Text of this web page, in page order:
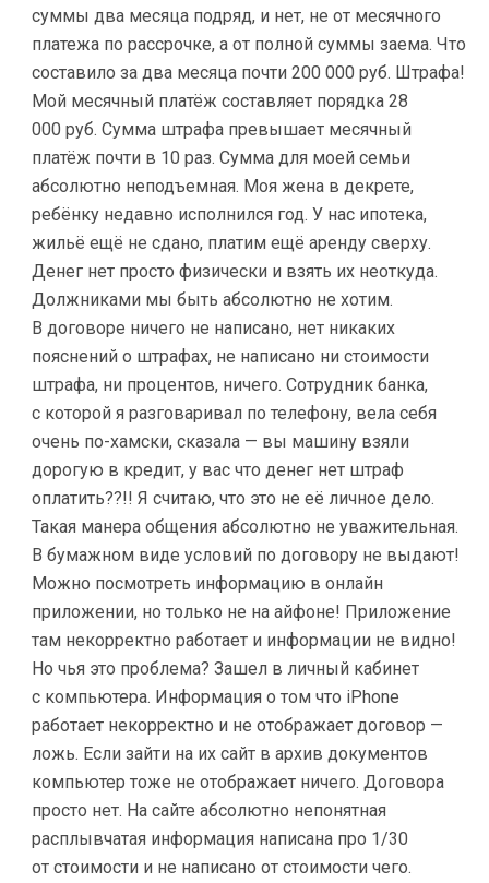
суммы два месяца подряд, и нет, не от месячного
платежа по рассрочке, а от полной суммы заема. Что
составило за два месяца почти 200 000 руб. Штрафа!
Мой месячный платёж составляет порядка 28
000 руб. Сумма штрафа превышает месячный
платёж почти в 10 раз. Сумма для моей семьи
абсолютно неподъемная. Моя жена в декрете,
ребёнку недавно исполнился год. У нас ипотека,
жильё ещё не сдано, платим ещё аренду сверху.
Денег нет просто физически и взять их неоткуда.
Должниками мы быть абсолютно не хотим.
В договоре ничего не написано, нет никаких
пояснений о штрафах, не написано ни стоимости
штрафа, ни процентов, ничего. Сотрудник банка,
с которой я разговаривал по телефону, вела себя
очень по-хамски, сказала — вы машину взяли
дорогую в кредит, у вас что денег нет штраф
оплатить??!! Я считаю, что это не её личное дело.
Такая манера общения абсолютно не уважительная.
В бумажном виде условий по договору не выдают!
Можно посмотреть информацию в онлайн
приложении, но только не на айфоне! Приложение
там некорректно работает и информации не видно!
Но чья это проблема? Зашел в личный кабинет
с компьютера. Информация о том что iPhone
работает некорректно и не отображает договор —
ложь. Если зайти на их сайт в архив документов
компьютер тоже не отображает ничего. Договора
просто нет. На сайте абсолютно непонятная
расплывчатая информация написана про 1/30
от стоимости и не написано от стоимости чего.